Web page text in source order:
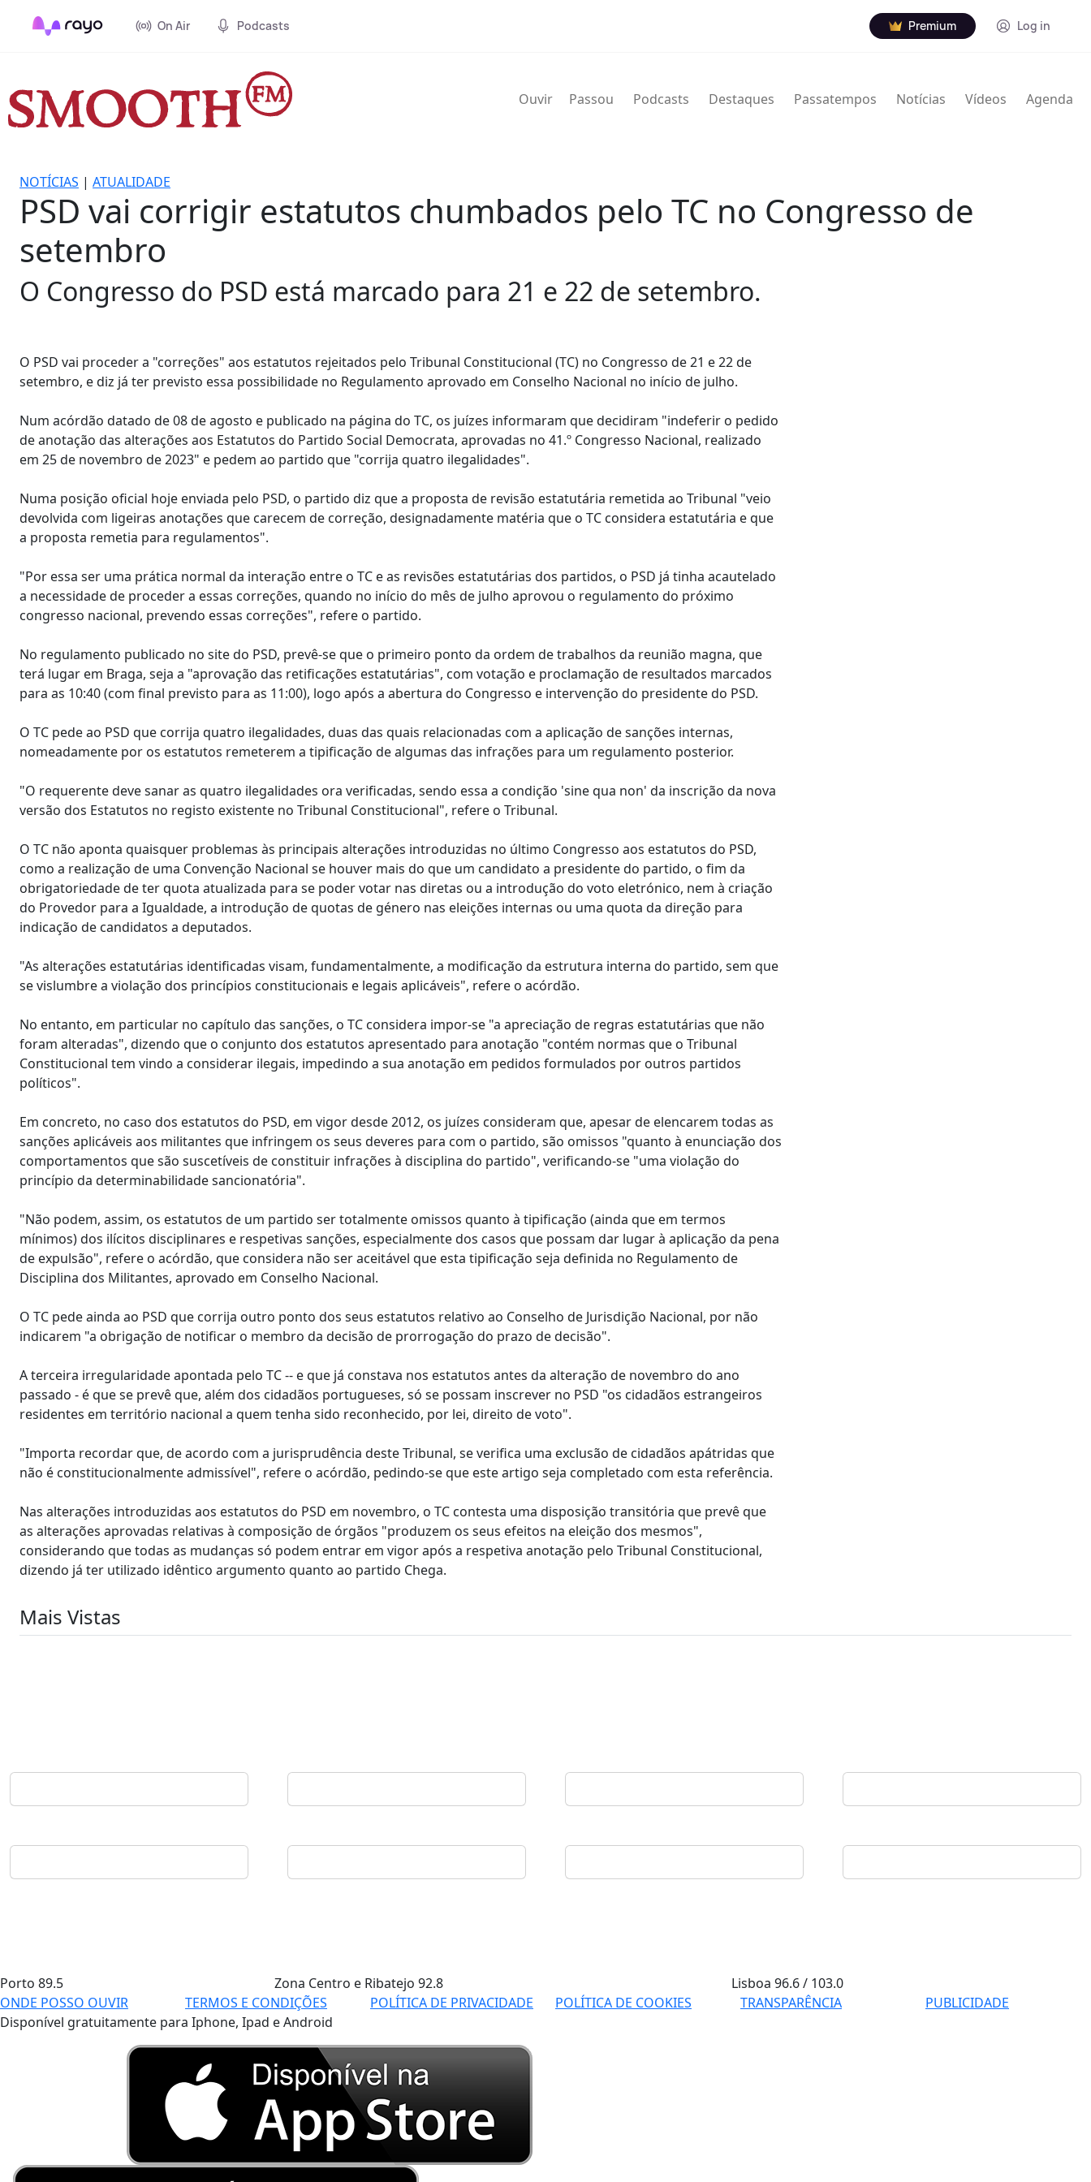
On Air Podcasts Premium Log in
Ouvir Passou Podcasts Destaques Passatempos Notícias Vídeos Agenda
NOTÍCIAS | ATUALIDADE
PSD vai corrigir estatutos chumbados pelo TC no Congresso de
setembro
O Congresso do PSD está marcado para 21 e 22 de setembro.
O PSD vai proceder a "correções" aos estatutos rejeitados pelo Tribunal Constitucional (TC) no Congresso de 21 e 22 de
setembro, e diz já ter previsto essa possibilidade no Regulamento aprovado em Conselho Nacional no início de julho.
Num acórdão datado de 08 de agosto e publicado na página do TC, os juízes informaram que decidiram "indeferir o pedido
de anotação das alterações aos Estatutos do Partido Social Democrata, aprovadas no 41.º Congresso Nacional, realizado
em 25 de novembro de 2023" e pedem ao partido que "corrija quatro ilegalidades".
Numa posição oficial hoje enviada pelo PSD, o partido diz que a proposta de revisão estatutária remetida ao Tribunal "veio
devolvida com ligeiras anotações que carecem de correção, designadamente matéria que o TC considera estatutária e que
a proposta remetia para regulamentos".
"Por essa ser uma prática normal da interação entre o TC e as revisões estatutárias dos partidos, o PSD já tinha acautelado
a necessidade de proceder a essas correções, quando no início do mês de julho aprovou o regulamento do próximo
congresso nacional, prevendo essas correções", refere o partido.
No regulamento publicado no site do PSD, prevê-se que o primeiro ponto da ordem de trabalhos da reunião magna, que
terá lugar em Braga, seja a "aprovação das retificações estatutárias", com votação e proclamação de resultados marcados
para as 10:40 (com final previsto para as 11:00), logo após a abertura do Congresso e intervenção do presidente do PSD.
O TC pede ao PSD que corrija quatro ilegalidades, duas das quais relacionadas com a aplicação de sanções internas,
nomeadamente por os estatutos remeterem a tipificação de algumas das infrações para um regulamento posterior.
"O requerente deve sanar as quatro ilegalidades ora verificadas, sendo essa a condição 'sine qua non' da inscrição da nova
versão dos Estatutos no registo existente no Tribunal Constitucional", refere o Tribunal.
O TC não aponta quaisquer problemas às principais alterações introduzidas no último Congresso aos estatutos do PSD,
como a realização de uma Convenção Nacional se houver mais do que um candidato a presidente do partido, o fim da
obrigatoriedade de ter quota atualizada para se poder votar nas diretas ou a introdução do voto eletrónico, nem à criação
do Provedor para a Igualdade, a introdução de quotas de género nas eleições internas ou uma quota da direção para
indicação de candidatos a deputados.
"As alterações estatutárias identificadas visam, fundamentalmente, a modificação da estrutura interna do partido, sem que
se vislumbre a violação dos princípios constitucionais e legais aplicáveis", refere o acórdão.
No entanto, em particular no capítulo das sanções, o TC considera impor-se "a apreciação de regras estatutárias que não
foram alteradas", dizendo que o conjunto dos estatutos apresentado para anotação "contém normas que o Tribunal
Constitucional tem vindo a considerar ilegais, impedindo a sua anotação em pedidos formulados por outros partidos
políticos".
Em concreto, no caso dos estatutos do PSD, em vigor desde 2012, os juízes consideram que, apesar de elencarem todas as
sanções aplicáveis aos militantes que infringem os seus deveres para com o partido, são omissos "quanto à enunciação dos
comportamentos que são suscetíveis de constituir infrações à disciplina do partido", verificando-se "uma violação do
princípio da determinabilidade sancionatória".
"Não podem, assim, os estatutos de um partido ser totalmente omissos quanto à tipificação (ainda que em termos
mínimos) dos ilícitos disciplinares e respetivas sanções, especialmente dos casos que possam dar lugar à aplicação da pena
de expulsão", refere o acórdão, que considera não ser aceitável que esta tipificação seja definida no Regulamento de
Disciplina dos Militantes, aprovado em Conselho Nacional.
O TC pede ainda ao PSD que corrija outro ponto dos seus estatutos relativo ao Conselho de Jurisdição Nacional, por não
indicarem "a obrigação de notificar o membro da decisão de prorrogação do prazo de decisão".
A terceira irregularidade apontada pelo TC -- e que já constava nos estatutos antes da alteração de novembro do ano
passado - é que se prevê que, além dos cidadãos portugueses, só se possam inscrever no PSD "os cidadãos estrangeiros
residentes em território nacional a quem tenha sido reconhecido, por lei, direito de voto".
"Importa recordar que, de acordo com a jurisprudência deste Tribunal, se verifica uma exclusão de cidadãos apátridas que
não é constitucionalmente admissível", refere o acórdão, pedindo-se que este artigo seja completado com esta referência.
Nas alterações introduzidas aos estatutos do PSD em novembro, o TC contesta uma disposição transitória que prevê que
as alterações aprovadas relativas à composição de órgãos "produzem os seus efeitos na eleição dos mesmos",
considerando que todas as mudanças só podem entrar em vigor após a respetiva anotação pelo Tribunal Constitucional,
dizendo já ter utilizado idêntico argumento quanto ao partido Chega.
Mais Vistas
Porto 89.5 Zona Centro e Ribatejo 92.8 Lisboa96.6 / 103.0
ONDE POSSO OUVIR
TERMOS E CONDIÇÕES POLÍTICA DE PRIVACIDADE POLÍTICA DE COOKIES TRANSPARÊNCIA
PUBLICIDADE
Disponível gratuitamente para Iphone, Ipad e Android